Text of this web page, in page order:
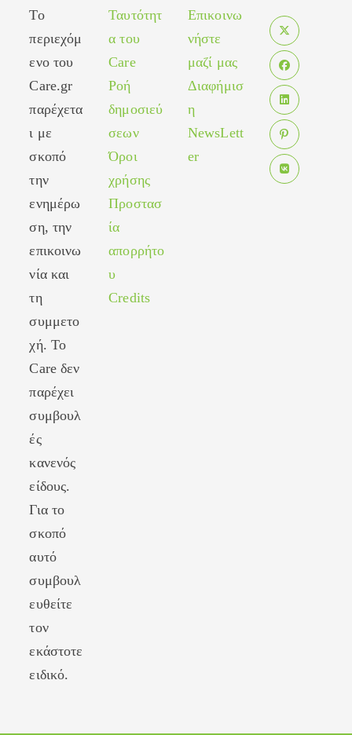
Το
περιεχόμ
ενο του
Care.gr
παρέχετα
ι με
σκοπό
την
ενημέρω
ση, την
επικοινω
νία και
τη
συμμετο
χή. Το
Care δεν
παρέχει
συμβουλ
ές
κανενός
είδους.
Για το
σκοπό
αυτό
συμβουλ
ευθείτε
τον
εκάστοτε
ειδικό.
Ταυτότητ
α του
Care
Ροή
δημοσιεύ
σεων
Όροι
χρήσης
Προστασ
ία
απορρήτο
υ
Credits
Επικοινω
νήστε
μαζί μας
Διαφήμισ
η
NewsLett
er
Opens
in
a
new
tab
Opens
in
a
new
tab
Opens
in
a
new
Opens
in